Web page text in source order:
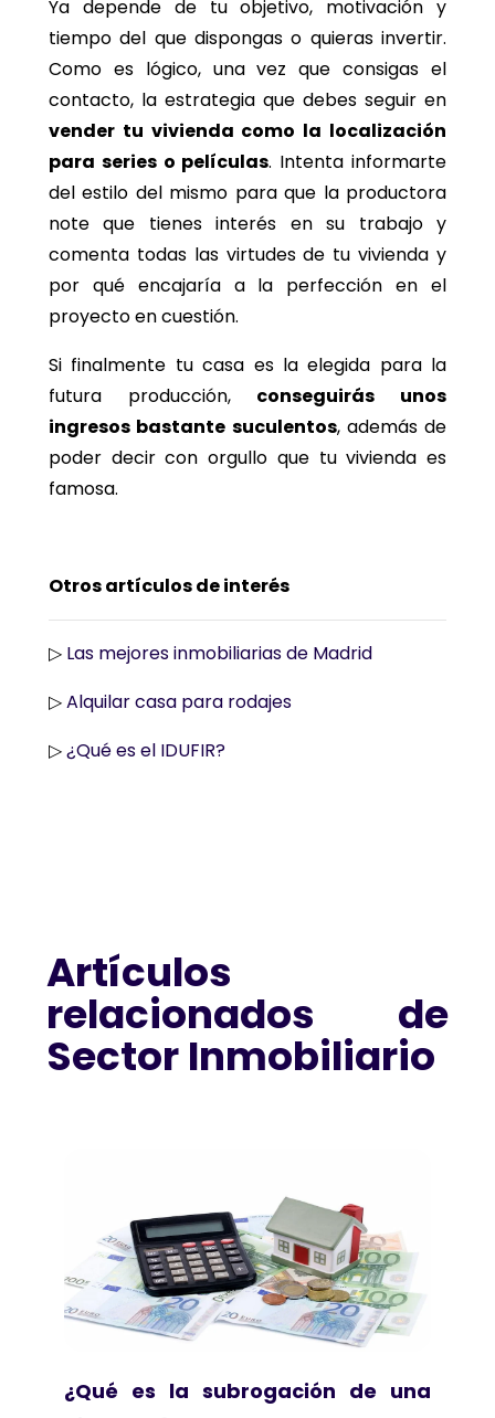
Ya depende de tu objetivo, motivación y
tiempo del que dispongas o quieras invertir.
Como es lógico, una vez que consigas el
contacto, la estrategia que debes seguir en
vender tu vivienda como la localización
para series o películas. Intenta informarte
del estilo del mismo para que la productora
note que tienes interés en su trabajo y
comenta todas las virtudes de tu vivienda y
por qué encajaría a la perfección en el
proyecto en cuestión.
Si finalmente tu casa es la elegida para la
futura producción, conseguirás unos
ingresos bastante suculentos, además de
poder decir con orgullo que tu vivienda es
famosa.
Otros artículos de interés
▷ Las mejores inmobiliarias de Madrid
▷Alquilar casa para rodajes
▷¿Qué es el IDUFIR?
Artículos
relacionados de
Sector Inmobiliario
¿Qué es la subrogación de una